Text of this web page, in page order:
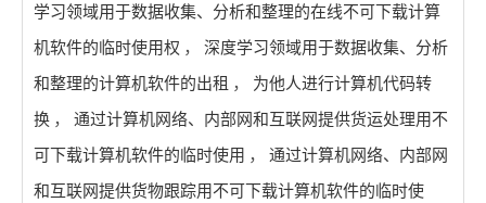
学习领域用于数据收集、分析和整理的在线不可下载计算
机软件的临时使用权 ，
深度学习领域用于数据收集、分析
和整理的计算机软件的出租 ，
为他人进行计算机代码转
换 ，
通过计算机网络、内部网和互联网提供货运处理用不
可下载计算机软件的临时使用 ，
通过计算机网络、内部网
和互联网提供货物跟踪用不可下载计算机软件的临时使